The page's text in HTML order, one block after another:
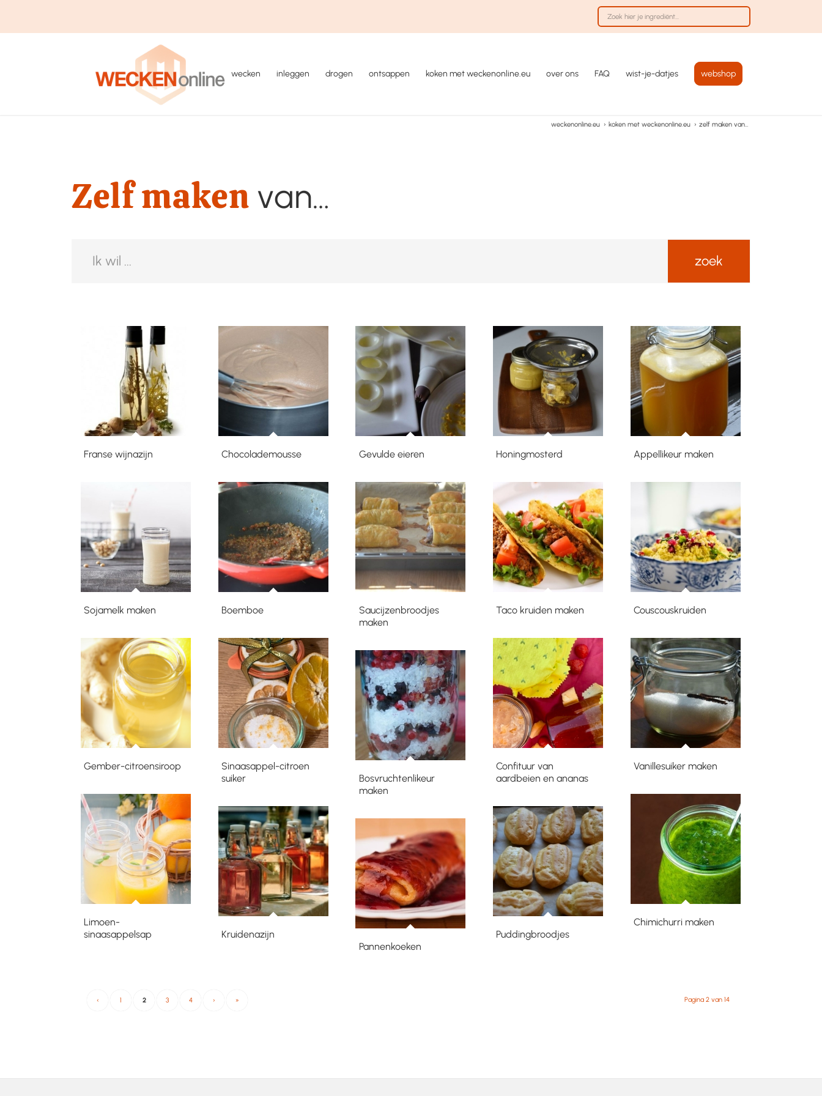
wecken inleggen drogen ontsappen koken met weckenonline.eu over ons FAQ wist-je-datjes webshop
weckenonline.eu › koken met weckenonline.eu › zelf maken van…
Zelf maken van…
Franse wijnazijn Chocolademousse Gevulde eieren Honingmosterd Appellikeur maken
Sojamelk maken Boemboe
Saucijzenbroodjes
maken
Taco kruiden maken Couscouskruiden
Gember-citroensiroop
Sinaasappel-citroen
suiker
Confituur van
aardbeien en ananas
Vanillesuiker maken
Bosvruchtenlikeur
maken
Limoen-
sinaasappelsap
Chimichurri maken
Kruidenazijn
Puddingbroodjes
Pannenkoeken
Pagina 2 van 14
‹ 1 2 3 4 › »